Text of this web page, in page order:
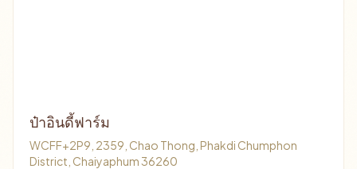
ป๋าอินดี้ฟาร์ม
WCFF+2P9, 2359, Chao Thong, Phakdi Chumphon
District, Chaiyaphum 36260